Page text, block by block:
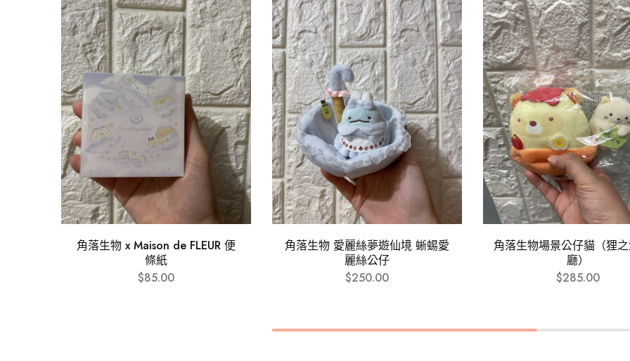
角落生物 x Maison de FLEUR 便
條紙
$85.00
角落生物 愛麗絲夢遊仙境 蜥蜴愛
麗絲公仔
$250.00
角落生物場景公仔貓（狸
廳）
$285.00